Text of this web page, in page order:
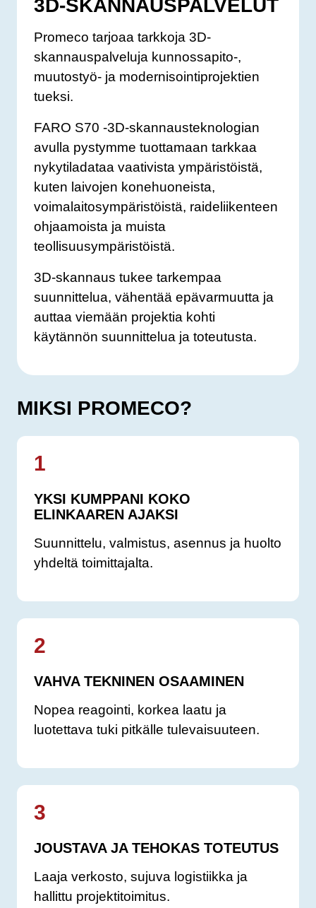
3D-SKANNAUSPALVELUT
Promeco tarjoaa tarkkoja 3D-
skannauspalveluja kunnossapito-,
muutostyö- ja modernisointiprojektien
tueksi.
FARO S70 -3D-skannausteknologian
avulla pystymme tuottamaan tarkkaa
nykytiladataa vaativista ympäristöistä,
kuten laivojen konehuoneista,
voimalaitosympäristöistä, raideliikenteen
ohjaamoista ja muista
teollisuusympäristöistä.
3D-skannaus tukee tarkempaa
suunnittelua, vähentää epävarmuutta ja
auttaa viemään projektia kohti
käytännön suunnittelua ja toteutusta.
MIKSI PROMECO?
1
YKSI KUMPPANI KOKO
ELINKAAREN AJAKSI
Suunnittelu, valmistus, asennus ja huolto
yhdeltä toimittajalta.
2
VAHVA TEKNINEN OSAAMINEN
Nopea reagointi, korkea laatu ja
luotettava tuki pitkälle tulevaisuuteen.
3
JOUSTAVA JA TEHOKAS TOTEUTUS
Laaja verkosto, sujuva logistiikka ja
hallittu projektitoimitus.